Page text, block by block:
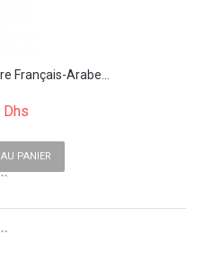
Français-Arabe...
PANIER